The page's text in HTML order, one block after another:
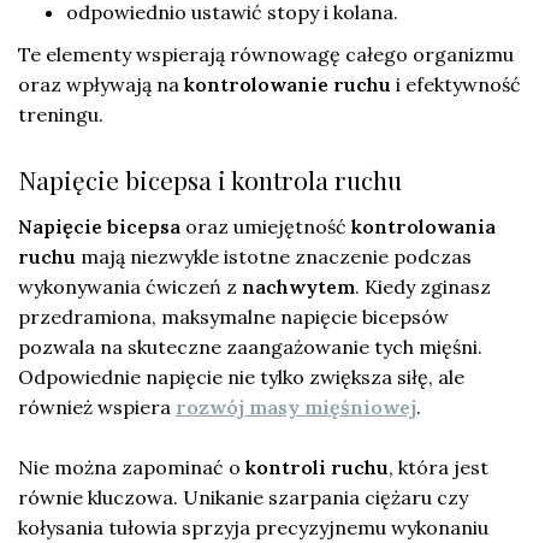
odpowiednio ustawić stopy i kolana.
Te elementy wspierają równowagę całego organizmu
oraz wpływają na kontrolowanie ruchu i efektywność
treningu.
Napięcie bicepsa i kontrola ruchu
Napięcie bicepsa oraz umiejętność kontrolowania
ruchu mają niezwykle istotne znaczenie podczas
wykonywania ćwiczeń z nachwytem. Kiedy zginasz
przedramiona, maksymalne napięcie bicepsów
pozwala na skuteczne zaangażowanie tych mięśni.
Odpowiednie napięcie nie tylko zwiększa siłę, ale
również wspiera rozwój masy mięśniowej.
Nie można zapominać o kontroli ruchu, która jest
równie kluczowa. Unikanie szarpania ciężaru czy
kołysania tułowia sprzyja precyzyjnemu wykonaniu